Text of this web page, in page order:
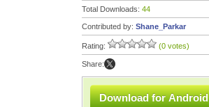
Total Downloads: 44
Contributed by: Shane_Parkar
Rating: (0 votes)
Share:
Download for Android